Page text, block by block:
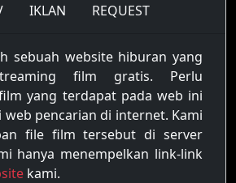
IKLAN REQUEST
sebuah website hiburan yang
film gratis. Perlu
yang terdapat pada web ini
pencarian di internet. Kami
file film tersebut di server
hanya menempelkan link-link
kami.